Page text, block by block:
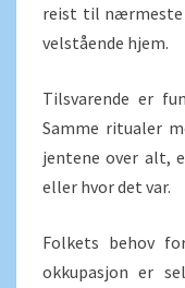
reist til nærmeste
velstående hjem.
Tilsvarende er
Samme ritualer
jentene over alt,
eller hvor det var.
Folkets behov
okkupasjon er